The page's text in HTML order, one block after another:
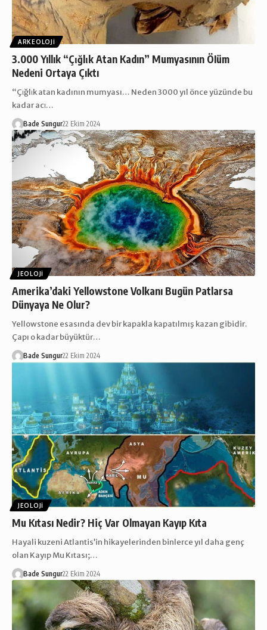
ARKEOLOJI
3.000 Yıllık “Çιğlιk Atan Kadın” Mumyasının ÖIüm
Nedeni Ortaya Çıktı
“Çιğlιk atan kadının mumyası… Neden 3000 yıl önce yüzünde bu
kadar acι…
Bade Sungur22 Ekim 2024
JEOLOJI
Amerika’daki Yellowstone Volkanı Bugün Patlarsa
Dünyaya Ne Olur?
Yellowstone esasında dev bir kapakla kapatılmış kazan gibidir.
Çapı o kadar büyüktür…
Bade Sungur22 Ekim 2024
JEOLOJI
Mu Kıtası Nedir? Hiç Var Olmayan Kayıp Kıta
Hayali kuzeni Atlantis’in hikayelerinden binlerce yıl daha genç
olan Kayıp Mu Kıtası;…
Bade Sungur22 Ekim 2024